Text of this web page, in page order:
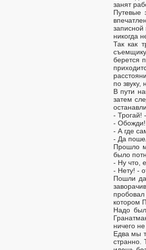
занят
Путевые
записной
никогда
Так как
берется
по звуку,
В пути
затем
- Трогай!
- Обожди!
- А где
- Да
Прошло
было
- Ну что,
- Нету! -
Пошли
котором
Надо
ничего
Едва мы
странно.